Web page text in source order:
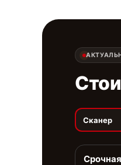
Сканер